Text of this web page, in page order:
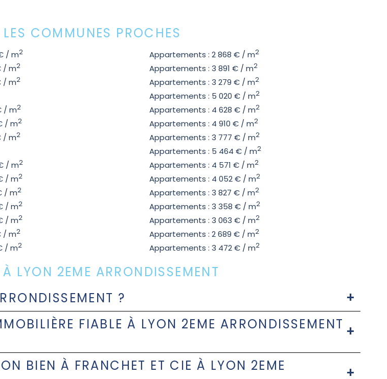
COMMUNES PROCHES
/ m2 Appartements : 2 868 € / m2
/ m2 Appartements : 3 891 € / m2
/ m2 Appartements : 3 279 € / m2
Appartements : 5 020 € / m2
/ m2 Appartements : 4 628 € / m2
/ m2 Appartements : 4 910 € / m2
/ m2 Appartements : 3 777 € / m2
Appartements : 5 464 € / m2
/ m2 Appartements : 4 571 € / m2
/ m2 Appartements : 4 052 € / m2
/ m2 Appartements : 3 827 € / m2
/ m2 Appartements : 3 358 € / m2
/ m2 Appartements : 3 063 € / m2
/ m2 Appartements : 2 689 € / m2
/ m2 Appartements : 3 472 € / m2
LYON 2EME ARRONDISSEMENT
?
FIABLE À LYON 2EME ARRONDISSEMENT
BIEN À FRANCHET ET CIE À LYON 2EME